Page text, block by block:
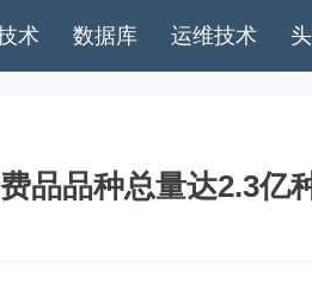
术 数据库 运维技术
品品种总量达2.3亿